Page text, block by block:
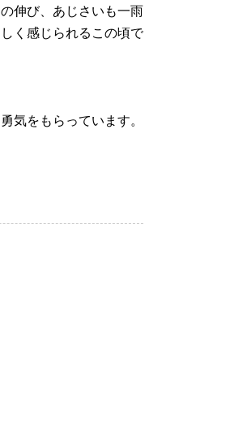
伸び、あじさいも一雨
く感じられるこの頃で
気をもらっています。